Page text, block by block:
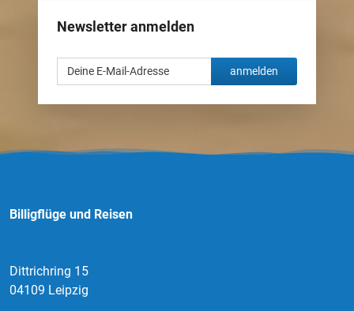
Newsletter anmelden
anmelden
Billigflüge und Reisen
Dittrichring 15
04109 Leipzig